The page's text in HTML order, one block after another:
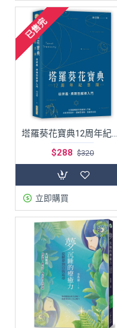
已售完
塔羅葵花寶典12周年紀念版：從牌義、牌陣到解牌入門(最經典的塔羅牌入門書，超推薦)
$288 $320
立即購買